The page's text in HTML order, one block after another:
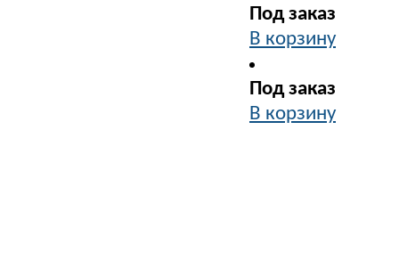
Под заказ
В корзину
Под заказ
В корзину